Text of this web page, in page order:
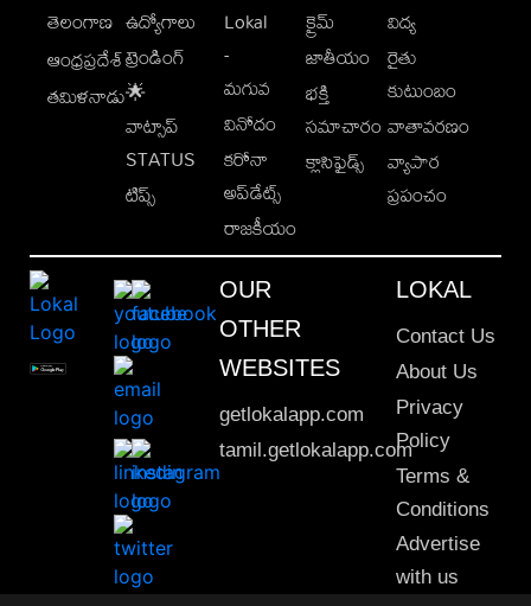
తెలంగాణ
ఆంధ్రప్రదేశ్
తమిళనాడు
ఉద్యోగాలు
ట్రెండింగ్
🌟
వాట్సాప్
STATUS
టిప్స్
Lokal
-
మగువ
వినోదం
కరోనా
అప్‌డేట్స్
రాజకీయం
క్రైమ్
జాతీయం
భక్తి
సమాచారం
క్లాసిఫైడ్స్
విద్య
రైతు
కుటుంబం
వాతావరణం
వ్యాపార
ప్రపంచం
OUR
OTHER
WEBSITES
getlokalapp.com
tamil.getlokalapp.com
LOKAL
Contact Us
About Us
Privacy
Policy
Terms &
Conditions
Advertise
with us